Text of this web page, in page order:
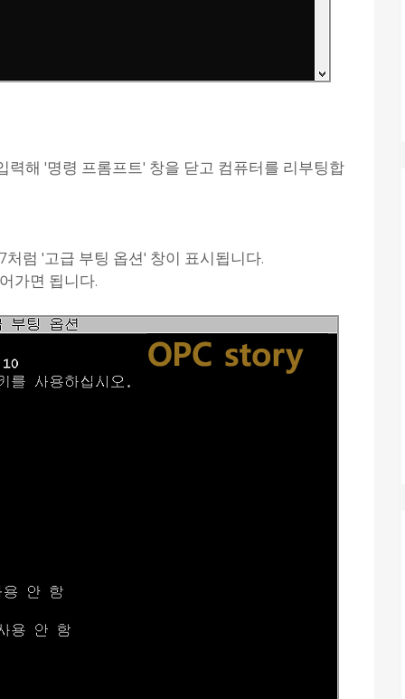
해 '명령 프롬프트' 창을 닫고 컴퓨터를 리부팅합
럼 '고급 부팅 옵션' 창이 표시됩니다.
가면 됩니다.